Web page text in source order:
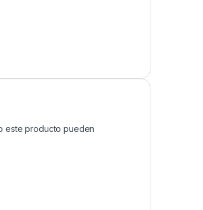
este producto pueden